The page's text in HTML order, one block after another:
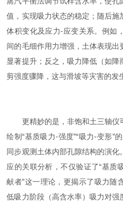
值，实现吸力状态的稳定；随后施
体积变化及应力-应变关系。例如
间的毛细作用力增强，土体表现
显著提升；反之，吸力降低（如
剪强度骤降，这与滑坡等灾害的发
更精妙的是，非饱和土三轴仪
绘制“基质吸力-强度”“吸力-变形”
同步观测土体内部孔隙结构的演
应的关联分析，不仅验证了“基质
献者”这一理论，更揭示了吸力
低吸力阶段（高含水率）吸力对